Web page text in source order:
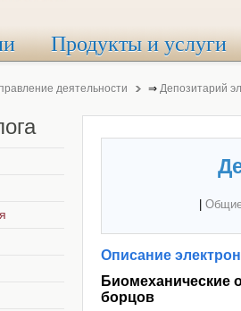
Продукты и услуги
деятельности ⇒ Депозитарий
Описание
Биомеханические
борцов